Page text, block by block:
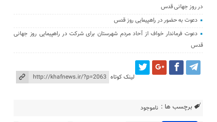
در روز جهانی قدس
دعوت به حضور در راهپیمایی روز قدس
دعوت فرماندار خواف از آحاد مردم شهرستان برای شرکت در راهپیمایی روز جهانی
قدس
لینک کوتاه
برچسب ها : ناموجود